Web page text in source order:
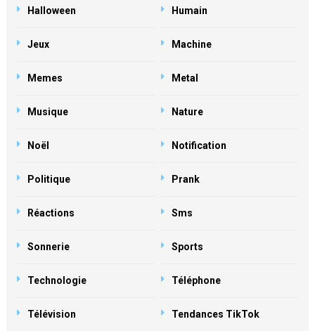
Halloween Humain
Jeux Machine
Memes Metal
Musique Nature
Noël Notification
Politique Prank
Réactions Sms
Sonnerie Sports
Technologie Téléphone
Télévision Tendances TikTok